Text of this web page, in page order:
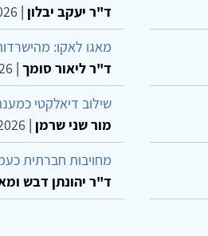
ד"ר יעקב יבלון |
מאגו לאקו:
ד"ר ליאור סומך |
שילוב דיאלקטי
מור שני שרמן |
מחויבות חברתית
ד"ר יהונתן דבש